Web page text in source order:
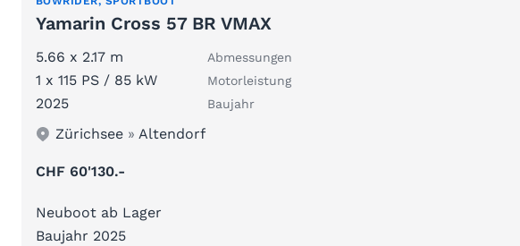
Yamarin Cross 57 BR VMAX
5.66 x 2.17 m Abmessungen
1 x 115 PS / 85 kW Motorleistung
2025 Baujahr
Zürichsee »Altendorf
CHF 60'130.-
Neuboot ab Lager
Baujahr 2025